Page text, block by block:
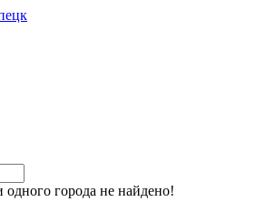
города не найдено!